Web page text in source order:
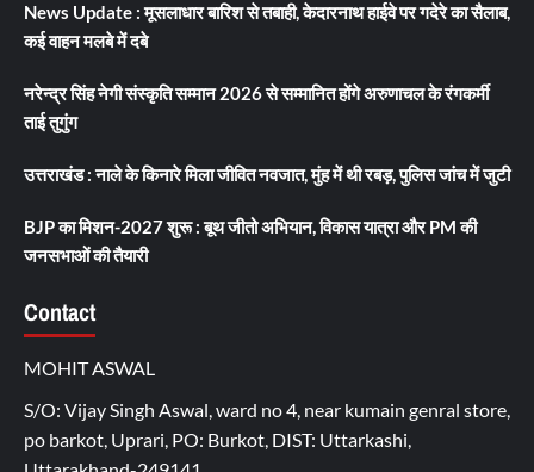
News Update : मूसलाधार बारिश से तबाही, केदारनाथ हाईवे पर गदेरे का सैलाब,
कई वाहन मलबे में दबे
नरेन्द्र सिंह नेगी संस्कृति सम्मान 2026 से सम्मानित होंगे अरुणाचल के रंगकर्मी
ताई तुगुंग
उत्तराखंड : नाले के किनारे मिला जीवित नवजात, मुंह में थी रबड़, पुलिस जांच में जुटी
BJP का मिशन-2027 शुरू : बूथ जीतो अभियान, विकास यात्रा और PM की
जनसभाओं की तैयारी
Contact
MOHIT ASWAL
S/O: Vijay Singh Aswal, ward no 4, near kumain genral store,
po barkot, Uprari, PO: Burkot, DIST: Uttarkashi,